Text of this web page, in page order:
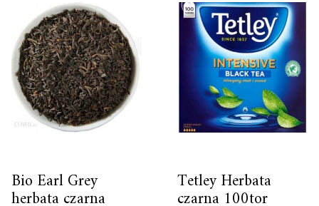
Bio Earl Grey
herbata czarna
Tetley Herbata
czarna 100tor